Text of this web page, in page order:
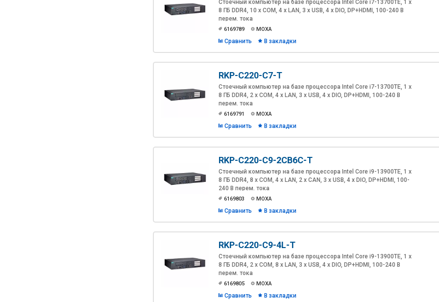
Стоечный компьютер на базе процессора Intel Core i7-13700TE, 1 x
8 ГБ DDR4, 10 x COM, 4 x LAN, 3 x USB, 4 x DIO, DP+HDMI, 100-240 В
перем. тока
6169789 MOXA
Сравнить В закладки
RKP-C220-C7-T
Стоечный компьютер на базе процессора Intel Core i7-13700TE, 1 x
8 ГБ DDR4, 2 x COM, 4 x LAN, 3 x USB, 4 x DIO, DP+HDMI, 100-240 В
перем. тока
6169791 MOXA
Сравнить В закладки
RKP-C220-C9-2CB6C-T
Стоечный компьютер на базе процессора Intel Core i9-13900TE, 1 x
8 ГБ DDR4, 8 x COM, 4 x LAN, 2 x CAN, 3 x USB, 4 x DIO, DP+HDMI, 100-
240 В перем. тока
6169803 MOXA
Сравнить В закладки
RKP-C220-C9-4L-T
Стоечный компьютер на базе процессора Intel Core i9-13900TE, 1 x
8 ГБ DDR4, 2 x COM, 8 x LAN, 3 x USB, 4 x DIO, DP+HDMI, 100-240 В
перем. тока
6169805 MOXA
Сравнить В закладки